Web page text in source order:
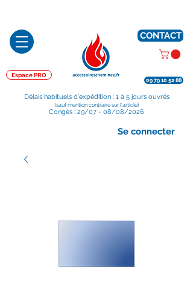
Espace PRO
CONTACT
09 79 10 52 88
Délais habituels d'expédition : 1 à 5 jours ouvrés
(sauf mention contraire sur l'article)
Congés : 29/07 - 08/08/2026
Se connecter